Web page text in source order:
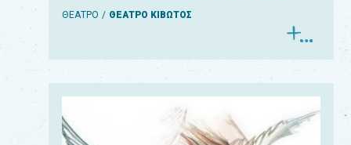
ΘΕΑΤΡΟ ΘΕΑΤΡΟ ΚΙΒΩΤΟΣ